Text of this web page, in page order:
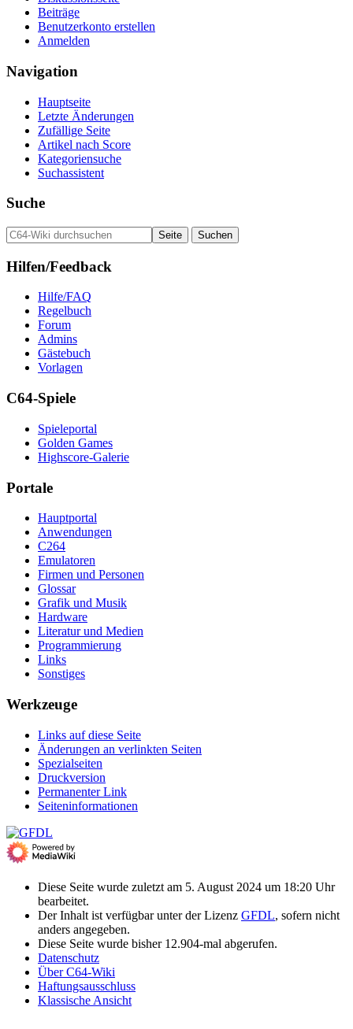
Beiträge
Benutzerkonto erstellen
Anmelden
Navigation
Hauptseite
Letzte Änderungen
Zufällige Seite
Artikel nach Score
Kategoriensuche
Suchassistent
Suche
Hilfen/Feedback
Hilfe/FAQ
Regelbuch
Forum
Admins
Gästebuch
Vorlagen
C64-Spiele
Spieleportal
Golden Games
Highscore-Galerie
Portale
Hauptportal
Anwendungen
C264
Emulatoren
Firmen und Personen
Glossar
Grafik und Musik
Hardware
Literatur und Medien
Programmierung
Links
Sonstiges
Werkzeuge
Links auf diese Seite
Änderungen an verlinkten Seiten
Spezialseiten
Druckversion
Permanenter Link
Seiten­­informationen
Diese Seite wurde zuletzt am 5. August 2024 um 18:20 Uhr
bearbeitet.
Der Inhalt ist verfügbar unter der Lizenz GFDL, sofern nicht
anders angegeben.
Diese Seite wurde bisher 12.904-mal abgerufen.
Datenschutz
Über C64-Wiki
Haftungsausschluss
Klassische Ansicht